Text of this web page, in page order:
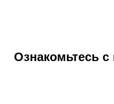
Ознакомьтесь